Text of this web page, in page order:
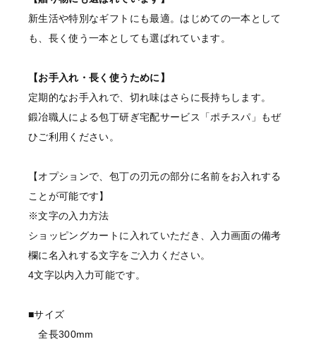
新生活や特別なギフトにも最適。はじめての一本として
も、長く使う一本としても選ばれています。
【お手入れ・長く使うために】
定期的なお手入れで、切れ味はさらに長持ちします。
鍛冶職人による包丁研ぎ宅配サービス「ポチスパ」もぜ
ひご利用ください。
【オプションで、包丁の刃元の部分に名前をお入れする
ことが可能です】
※文字の入力方法
ショッピングカートに入れていただき、入力画面の備考
欄に名入れする文字をご入力ください。
4文字以内入力可能です。
■サイズ
全長300mm